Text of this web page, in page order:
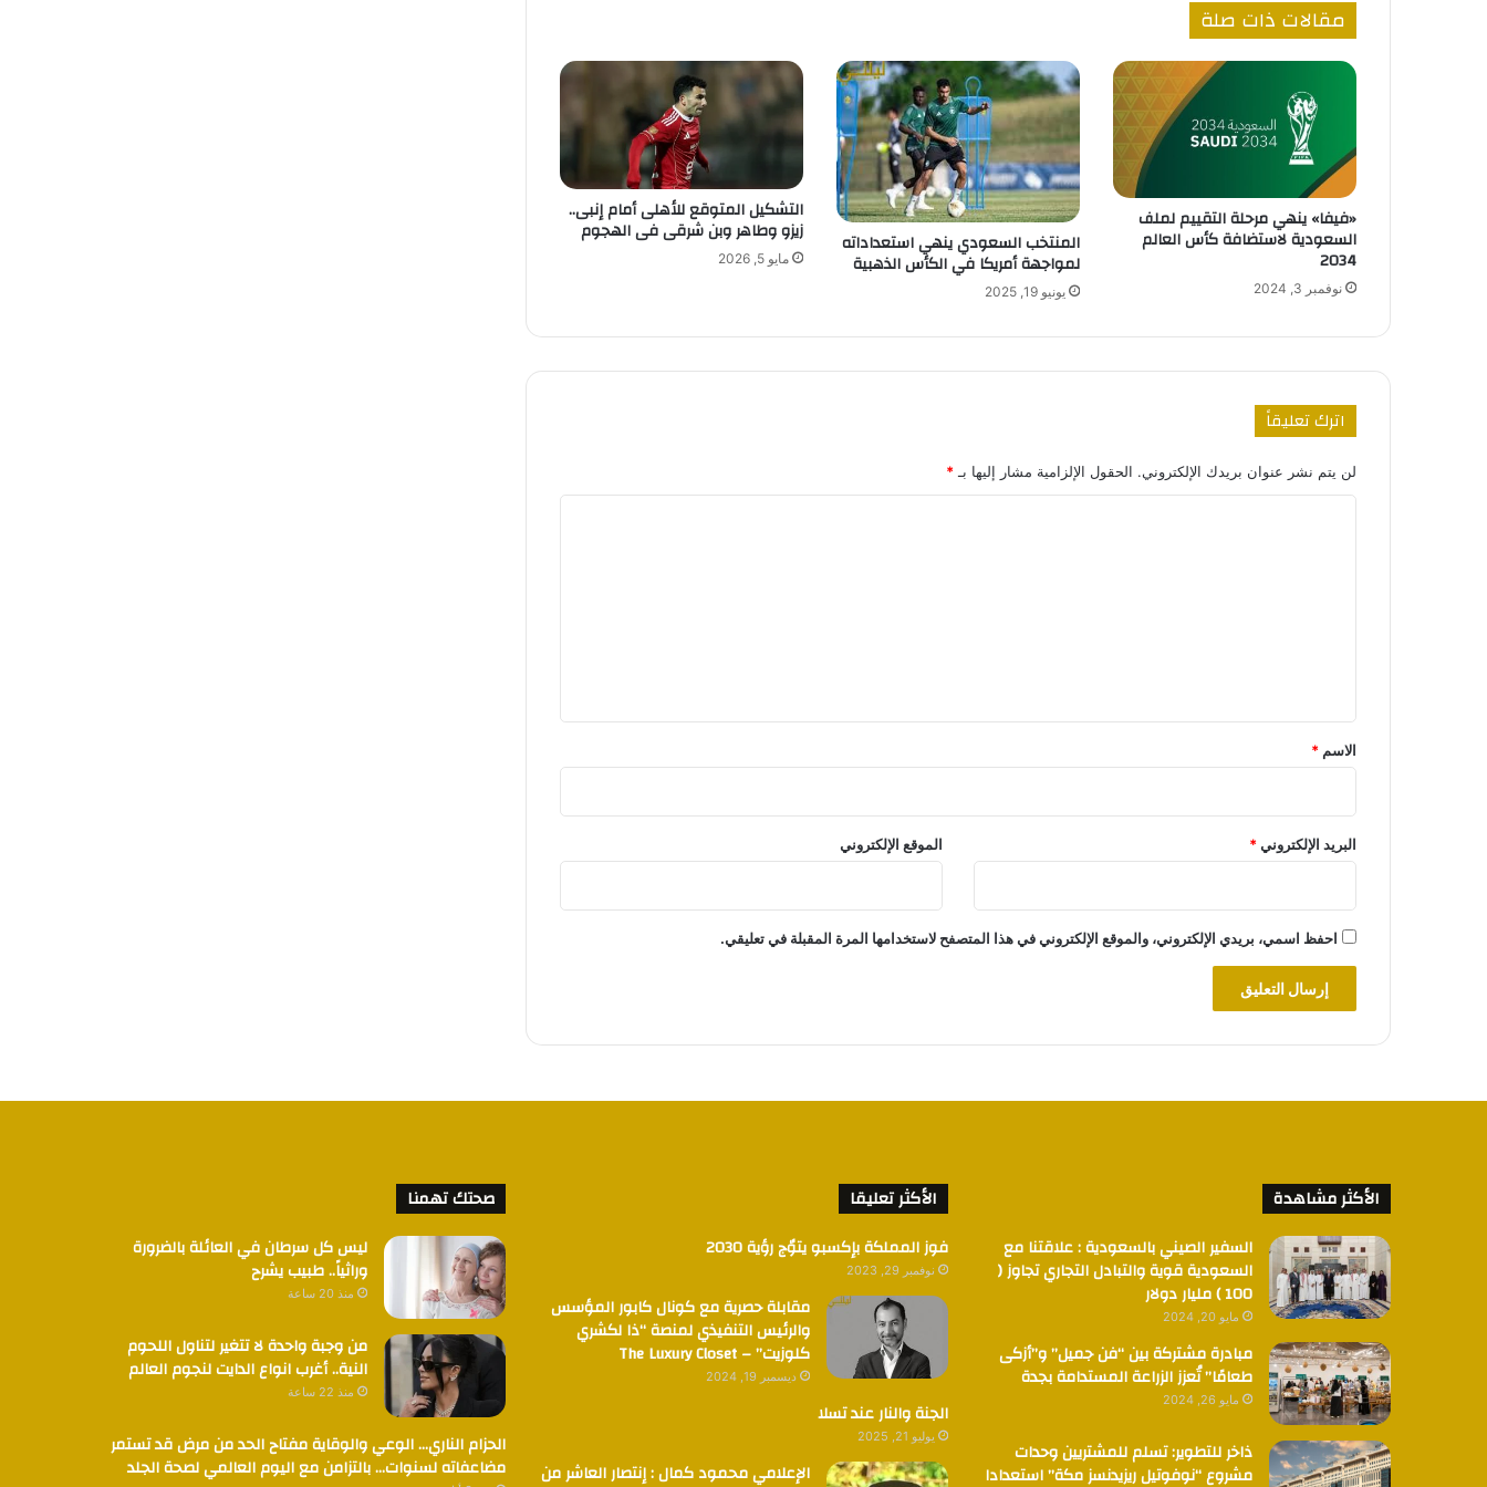
مقالات ذات صلة
«فيفا» ينهي مرحلة التقييم لملف
السعودية لاستضافة كأس العالم
2034
نوفمبر 3, 2024
المنتخب السعودي ينهي استعداداته
لمواجهة أمريكا في الكأس الذهبية
يونيو 19, 2025
التشكيل المتوقع للأهلى أمام إنبى..
زيزو وطاهر وبن شرقى فى الهجوم
مايو 5, 2026
اترك تعليقاً
لن يتم نشر عنوان بريدك الإلكتروني. الحقول الإلزامية مشار إليها بـ*
*
الاسم *
البريد الإلكتروني* الموقع الإلكتروني
احفظ اسمي، بريدي الإلكتروني، والموقع الإلكتروني في هذا المتصفح لاستخدامها المرة المقبلة في تعليقي.
الأكثر مشاهدة
السفير الصيني بالسعودية : علاقتنا مع
السعودية قوية والتبادل التجاري تجاوز (
100 ) مليار دولار
مايو 20, 2024
مبادرة مشتركة بين “فن جميل” و”أزكى
طعامًا” تُعزز الزراعة المستدامة بجدة
مايو 26, 2024
ذاخر للتطوير: تسلم للمشتريين وحدات
مشروع “نوفوتيل ريزيدنسز مكة” استعدادا
الأكثر تعليقا
فوز المملكة بإكسبو يتوٌج رؤية 2030
نوفمبر 29, 2023
مقابلة حصرية مع كونال كابور المؤسس
والرئيس التنفيذي لمنصة “ذا لكشري
كلوزيت” – The Luxury Closet
ديسمبر 19, 2024
الجنة والنار عند تسلا
يوليو 21, 2025
الإعلامي محمود كمال : إنتصار العاشر من
صحتك تهمنا
ليس كل سرطان في العائلة بالضرورة
وراثياً.. طبيب يشرح
منذ 20 ساعة
من وجبة واحدة لا تتغير لتناول اللحوم
النية.. أغرب انواع الدايت لنجوم العالم
منذ 22 ساعة
الحزام الناري… الوعي والوقاية مفتاح الحد من مرض قد تستمر
مضاعفاته لسنوات… بالتزامن مع اليوم العالمي لصحة الجلد